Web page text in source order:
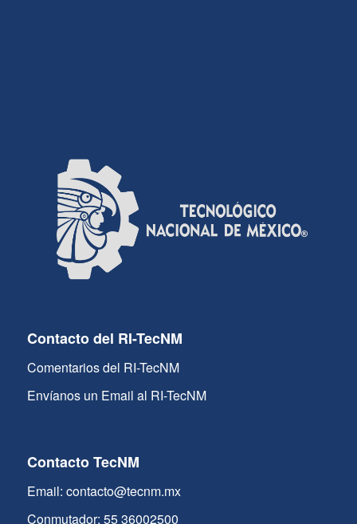
Contacto del RI-TecNM
Comentarios del RI-TecNM
Envíanos un Email al RI-TecNM
Contacto TecNM
Email: contacto@tecnm.mx
Conmutador: 55 36002500